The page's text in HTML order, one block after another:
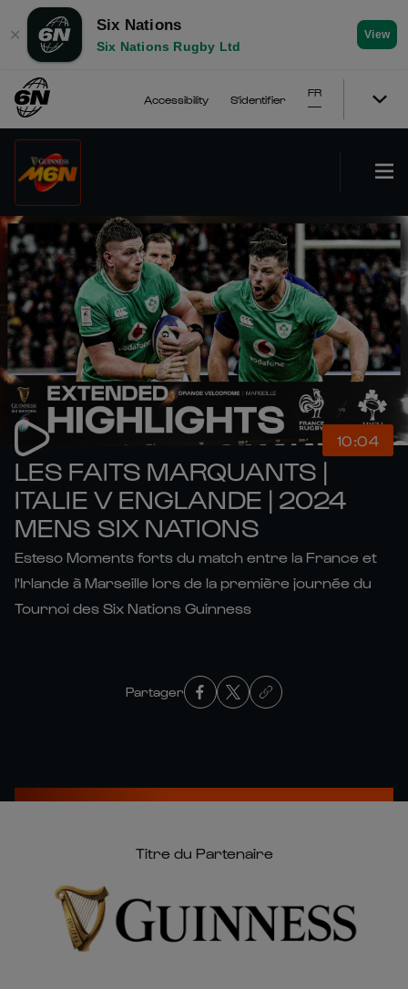
✕
Six Nations
Six Nations Rugby Ltd
View
Accessibility S'identifier
FR
10:04
LES FAITS MARQUANTS |
ITALIE V ENGLANDE | 2024
MENS SIX NATIONS
Esteso Moments forts du match entre la France et
l'Irlande à Marseille lors de la première journée du
Tournoi des Six Nations Guinness
Partager
Titre du Partenaire